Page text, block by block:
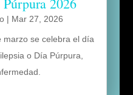
2026
| Mar 27, 2026
marzo se celebra el día
o Día Púrpura,